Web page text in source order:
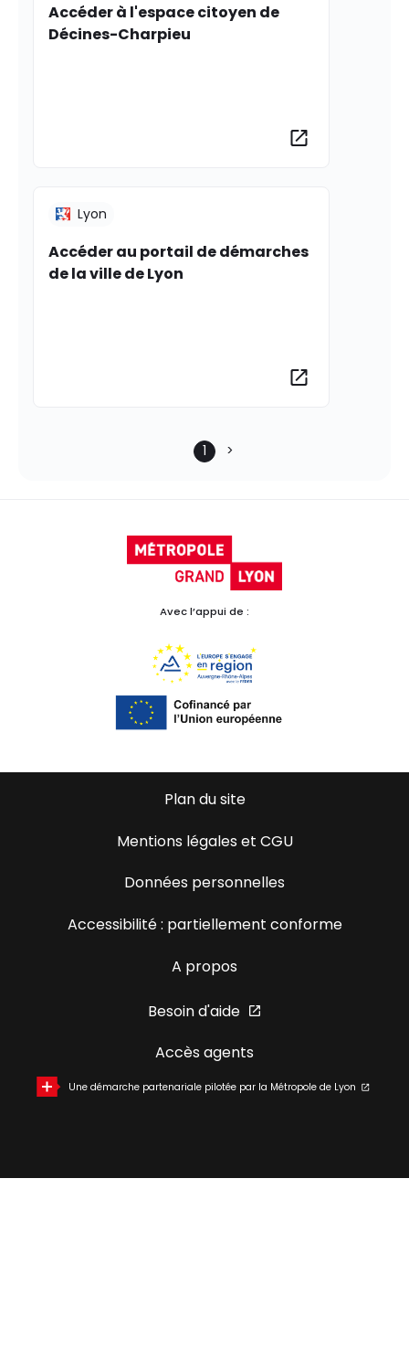
Accéder à l'espace citoyen de
Décines-Charpieu
Accéder au portail de démarches
de la ville de Lyon
Lyon
1
Avec l’appui de :
Plan du site
Mentions légales et CGU
Données personnelles
Accessibilité : partiellement conforme
A propos
Besoin d'aide
Accès agents
Une démarche partenariale pilotée par la Métropole de Lyon